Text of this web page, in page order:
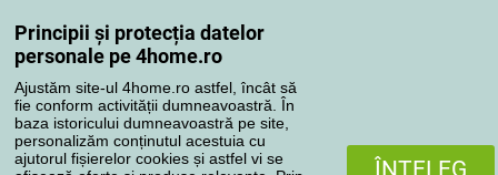
Principii și protecția datelor
personale pe 4home.ro
Ajustăm site-ul 4home.ro astfel, încât să
fie conform activității dumneavoastră. În
baza istoricului dumneavoastră pe site,
personalizăm conținutul acestuia cu
ajutorul fișierelor cookies și astfel vi se
ÎNŢELEG
Metode de plată
Magazin de încredere